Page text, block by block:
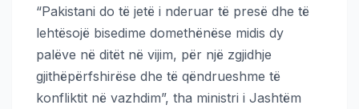
“Pakistani do të jetë i nderuar të presë dhe të
lehtësojë bisedime domethënëse midis dy
palëve në ditët në vijim, për një zgjidhje
gjithëpërfshirëse dhe të qëndrueshme të
konfliktit në vazhdim”, tha ministri i Jashtëm